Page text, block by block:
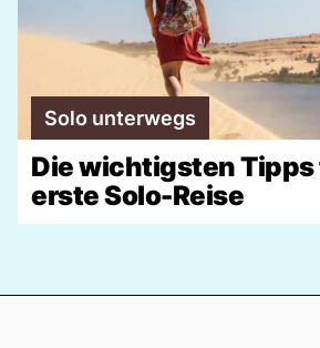
Solo unterwegs
Die wichtigsten Tipps
erste Solo-Reise